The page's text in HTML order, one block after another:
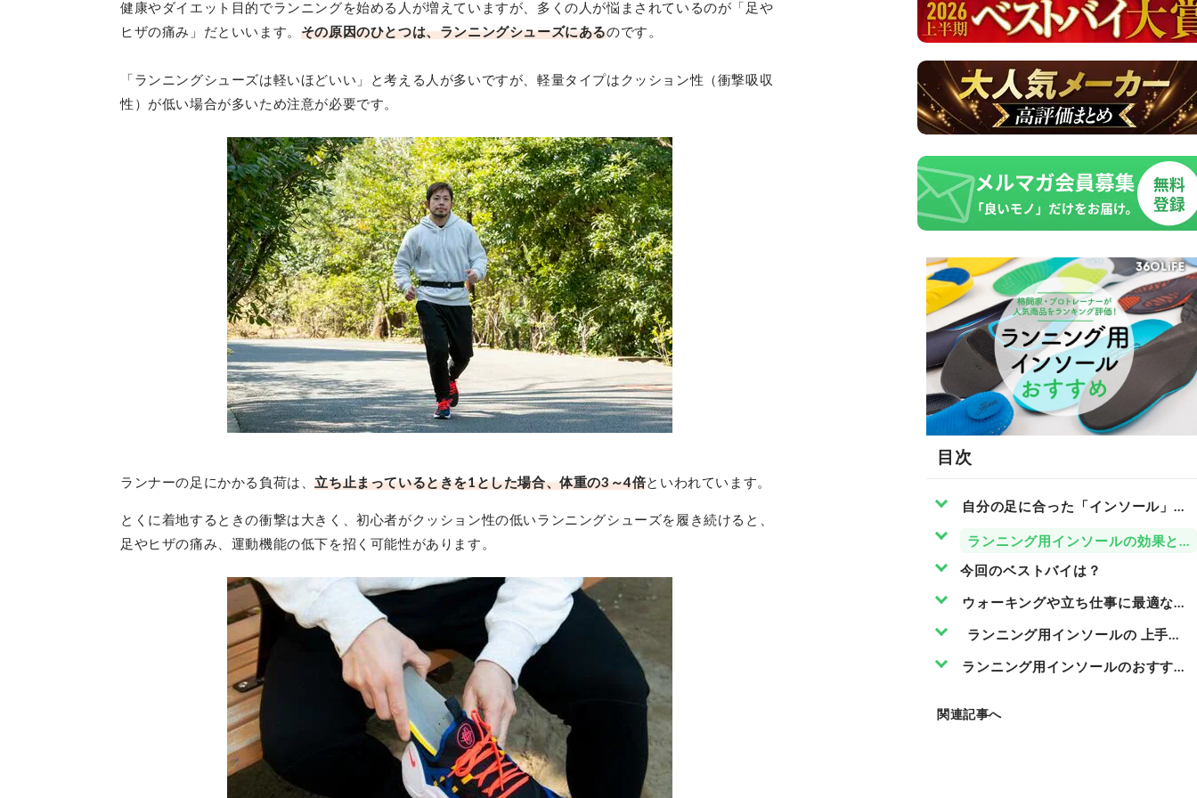
健康やダイエット目的でランニングを始める人が増えていますが、多くの人が悩まされているのが「足や
ヒザの痛み」だといいます。 その原因のひとつは、ランニングシューズにあるのです。
「ランニングシューズは軽いほどいい」と考える人が多いですが、軽量タイプはクッション性（衝撃吸収
性）が低い場合が多いため注意が必要です。
ランナーの足にかかる負荷は、立ち止まっているときを1とした場合、体重の3～4倍といわれています。
とくに着地するときの衝撃は大きく、初心者がクッション性の低いランニングシューズを履き続けると、
足やヒザの痛み、運動機能の低下を招く可能性があります。
目次
自分の足に合った「インソール」を
ランニング用インソールの効果とは
今回のベストバイは？
ウォーキングや立ち仕事に最適なの
ランニング用インソールの 上手な
ランニング用インソールのおすすめ
関連記事へ